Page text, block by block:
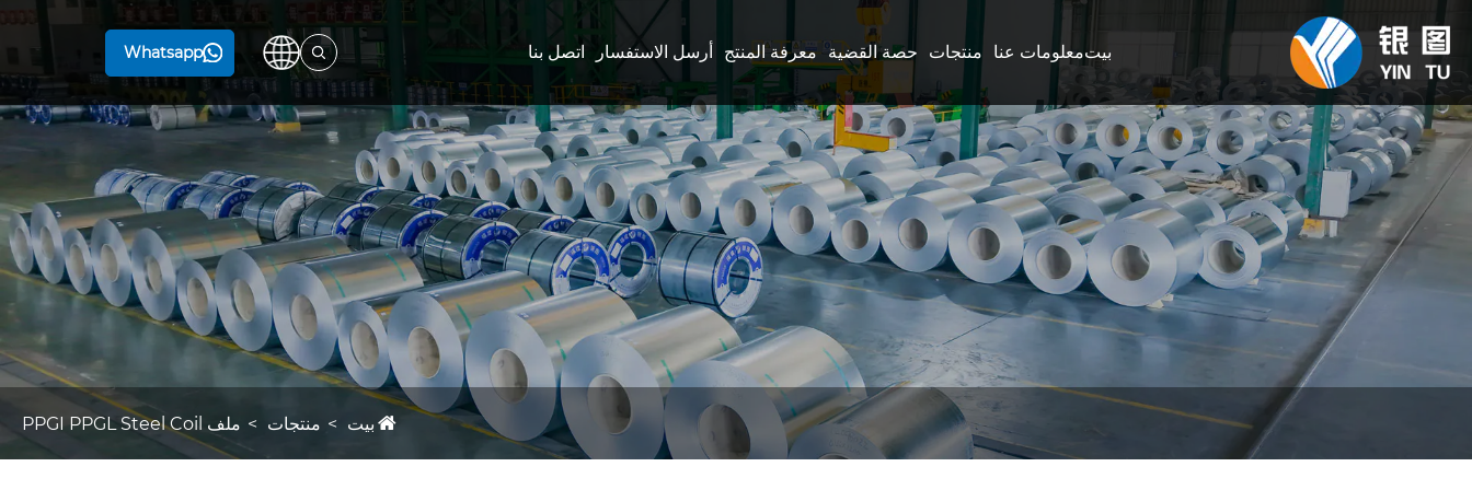
بيتمعلومات عنا منتجات حصة القضية معرفة المنتج أرسل الاستفسار اتصل بنا Whatsapp
بيت منتجات ملف PPGI PPGL Steel Coil